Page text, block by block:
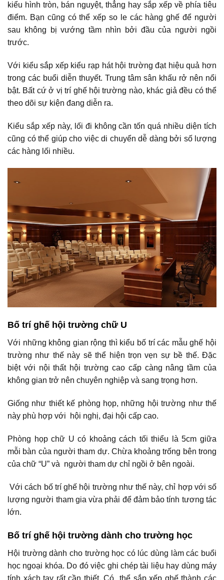
kiểu hình tròn, bán nguyệt, thẳng hay sắp xếp về phía tiêu
điểm. Bạn cũng có thể xếp so le các hàng ghế để người
sau không bị vướng tầm nhìn bởi đầu của người ngồi
trước.
Với kiểu sắp xếp kiểu rạp hát hội trường đạt hiệu quả hơn
trong các buổi diễn thuyết. Trung tâm sân khấu rở nên nổi
bật. Bất cứ ở vị trí ghế hội trường nào, khác giả đều có thể
theo dõi sự kiện đang diễn ra.
Kiểu sắp xếp này, lối đi không cần tốn quá nhiều diện tích
cũng có thể giúp cho việc di chuyển dễ dàng bởi số lượng
các hàng lối nhiều.
Bố trí ghế hội trường chữ U
Với những không gian rộng thì kiểu bố trí các mẫu ghế hội
trường như thế này sẽ thể hiện trọn vẹn sự bề thế. Đặc
biệt với nội thất hội trường cao cấp càng nâng tầm của
không gian trở nên chuyên nghiệp và sang trọng hơn.
Giống như thiết kế phòng họp, những hội trường như thế
này phù hợp với hội nghị, đại hội cấp cao.
Phòng họp chữ U có khoảng cách tối thiểu là 5cm giữa
mỗi bàn của người tham dự. Chừa khoảng trống bên trong
của chữ “U” và người tham dự chỉ ngồi ở bên ngoài.
Với cách bố trí ghế hội trường như thế này, chỉ hợp với số
lượng người tham gia vừa phải để đảm bảo tính tương tác
lớn.
Bố trí ghế hội trường dành cho trường học
Hội trường dành cho trường học có lúc dùng làm các buổi
học ngoại khóa. Do đó việc ghi chép tài liệu hay dùng máy